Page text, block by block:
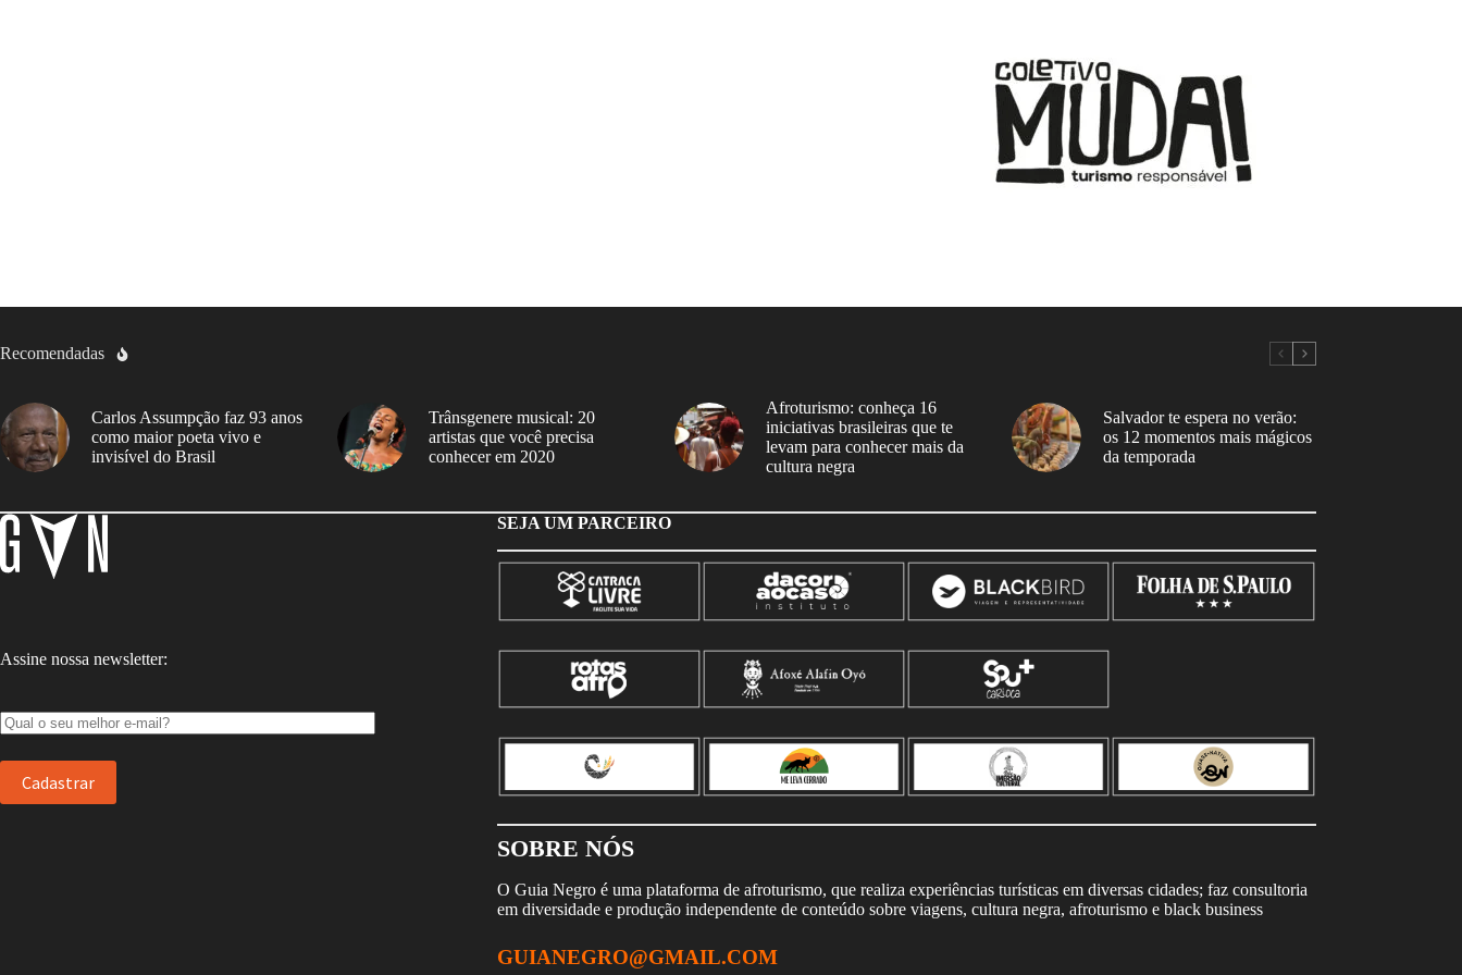
Recomendadas
Carlos Assumpção faz 93 anos
como maior poeta vivo e
invisível do Brasil
Trânsgenere musical: 20
artistas que você precisa
conhecer em 2020
Afroturismo: conheça 16
iniciativas brasileiras que te
levam para conhecer mais da
cultura negra
Salvador te espera no verão:
os 12 momentos mais mágicos
da temporada
Assine nossa newsletter:
SEJA UM PARCEIRO
SOBRE NÓS
O Guia Negro é uma plataforma de afroturismo, que realiza experiências turísticas em diversas cidades; faz consultoria
em diversidade e produção independente de conteúdo sobre viagens, cultura negra, afroturismo e black business
GUIANEGRO@GMAIL.COM